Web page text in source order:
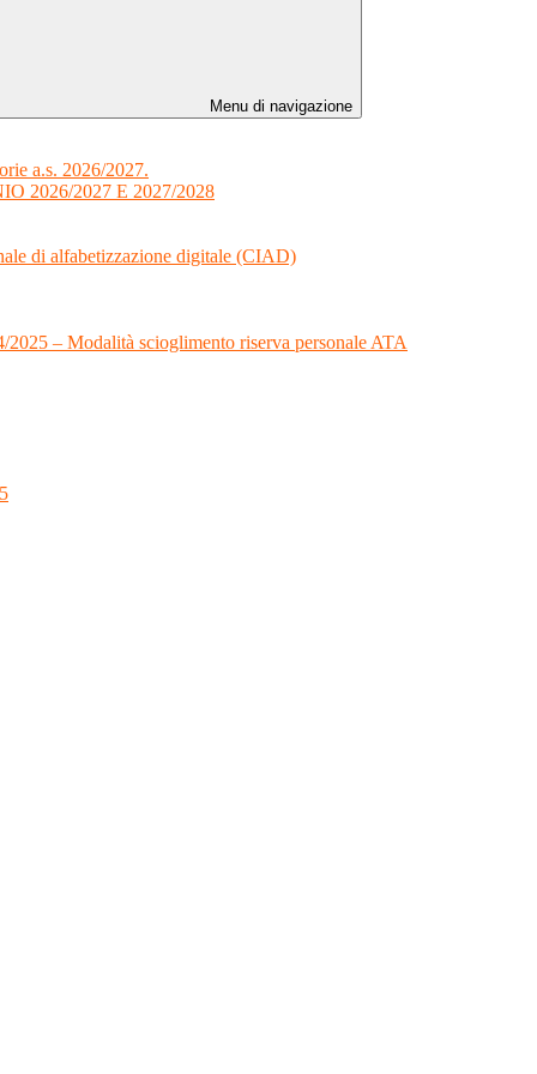
Menu di navigazione
a.s. 2026/2027.
2026/2027 E 2027/2028
di alfabetizzazione digitale (CIAD)
– Modalità scioglimento riserva personale ATA